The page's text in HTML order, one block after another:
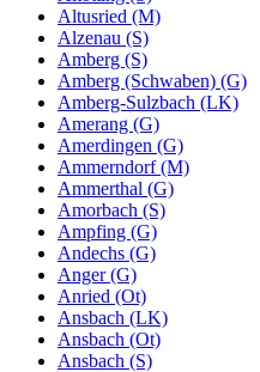
Altusried (M)
Alzenau (S)
Amberg (S)
Amberg (Schwaben) (G)
Amberg-Sulzbach (LK)
Amerang (G)
Amerdingen (G)
Ammerndorf (M)
Ammerthal (G)
Amorbach (S)
Ampfing (G)
Andechs (G)
Anger (G)
Anried (Ot)
Ansbach (LK)
Ansbach (Ot)
Ansbach (S)